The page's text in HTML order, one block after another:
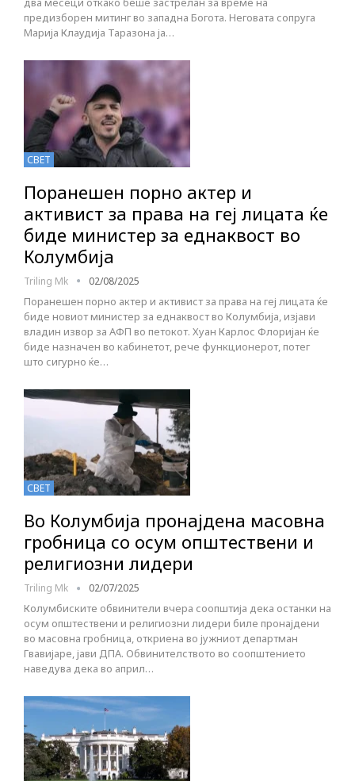
предизборен митинг во западна Богота. Неговата сопруга
Марија Клаудија Таразона ја…
СВЕТ
Поранешен порно актер и
активист за права на геј лицата ќе
биде министер за еднаквост во
Колумбија
Triling Mk 02/08/2025
Поранешен порно актер и активист за права на геј лицата ќе
биде новиот министер за еднаквост во Колумбија, изјави
владин извор за АФП во петокот. Хуан Карлос Флоријан ќе
биде назначен во кабинетот, рече функционерот, потег
што сигурно ќе…
СВЕТ
Во Колумбија пронајдена масовна
гробница со осум општествени и
религиозни лидери
Triling Mk 02/07/2025
Колумбиските обвинители вчера соопштија дека останки на
осум општествени и религиозни лидери биле пронајдени
во масовна гробница, откриена во јужниот департман
Гвавијаре, јави ДПА. Обвинителството во соопштението
наведува дека во април…